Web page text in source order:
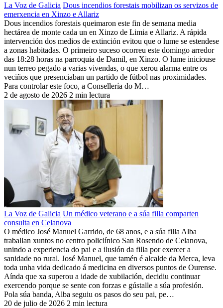
La Voz de Galicia Dous incendios forestais mobilizan os servizos de
emerxencia en Xinzo e Allariz
Dous incendios forestais queimaron este fin de semana media
hectárea de monte cada un en Xinzo de Limia e Allariz. A rápida
intervención dos medios de extinción evitou que o lume se estendese
a zonas habitadas. O primeiro suceso ocorreu este domingo arredor
das 18:28 horas na parroquia de Damil, en Xinzo. O lume iniciouse
nun terreo pegado a varias vivendas, o que xerou alarma entre os
veciños que presenciaban un partido de fútbol nas proximidades.
Para controlar este foco, a Consellería do M…
2 de agosto de 2026 2 min lectura
La Voz de Galicia Un médico veterano e a súa filla comparten
consulta en Celanova
O médico José Manuel Garrido, de 68 anos, e a súa filla Alba
traballan xuntos no centro policlínico San Rosendo de Celanova,
unindo a experiencia do pai e a ilusión da filla por exercer a
sanidade no rural. José Manuel, que tamén é alcalde da Merca, leva
toda unha vida dedicado á medicina en diversos puntos de Ourense.
Aínda que xa superou a idade de xubilación, decidiu continuar
exercendo porque se sente con forzas e gústalle a súa profesión.
Pola súa banda, Alba seguiu os pasos do seu pai, pe…
20 de julio de 2026 2 min lectura